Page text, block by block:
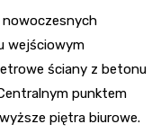
nowoczesnych
wejściowym
ściany z betonu
punktem
piętra biurowe.